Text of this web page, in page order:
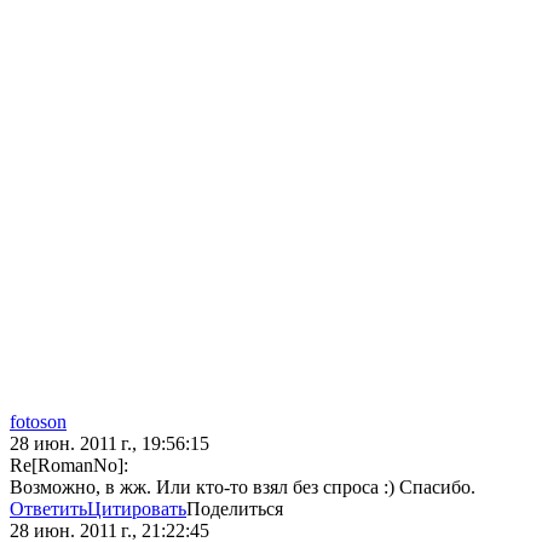
fotoson
28 июн. 2011 г., 19:56:15
Re[RomanNo]:
Возможно, в жж. Или кто-то взял без спроса :) Спасибо.
ОтветитьЦитироватьПоделиться
28 июн. 2011 г., 21:22:45